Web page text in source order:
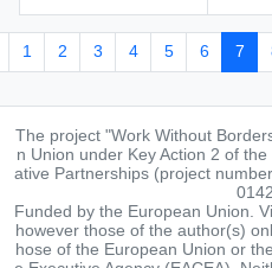
1 2 3 4 5 6 7
The project "Work Without
n Union under Key Action 2 of
ative Partnerships (project
Funded by the European Union.
however those of the author(s)
hose of the European Union or